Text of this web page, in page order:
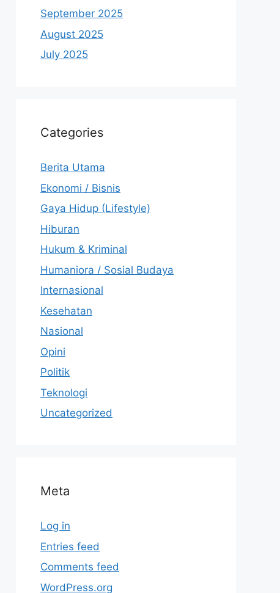
September 2025
August 2025
July 2025
Categories
Berita Utama
Ekonomi / Bisnis
Gaya Hidup (Lifestyle)
Hiburan
Hukum & Kriminal
Humaniora / Sosial Budaya
Internasional
Kesehatan
Nasional
Opini
Politik
Teknologi
Uncategorized
Meta
Log in
Entries feed
Comments feed
WordPress.org